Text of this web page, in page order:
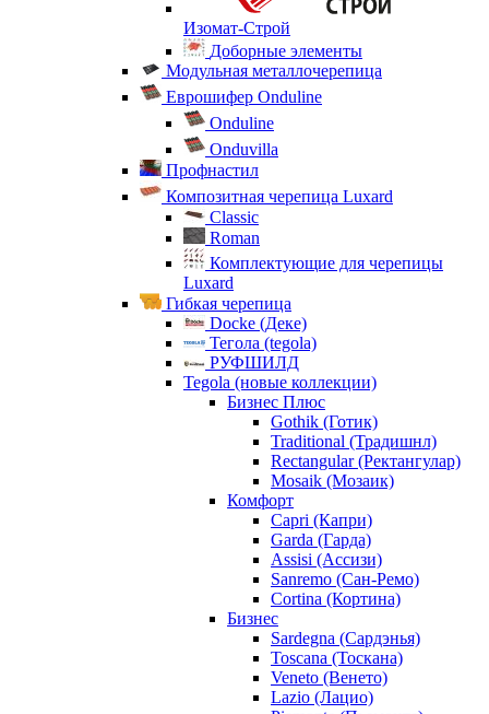
Изомат-Строй
Доборные элементы
Модульная металлочерепица
Еврошифер Onduline
Onduline
Onduvilla
Профнастил
Композитная черепица Luxard
Сlassic
Roman
Комплектующие для черепицы
Luxard
Гибкая черепица
Docke (Деке)
Тегола (tegola)
РУФШИЛД
Tegola (новые коллекции)
Бизнес Плюс
Gothik (Готик)
Traditional (Традишнл)
Rectangular (Ректангулар)
Mosaik (Мозаик)
Комфорт
Capri (Капри)
Garda (Гарда)
Assisi (Ассизи)
Sanremo (Сан-Ремо)
Cortina (Кортина)
Бизнес
Sardegna (Сардэнья)
Toscana (Тоскана)
Veneto (Венето)
Lazio (Лацио)